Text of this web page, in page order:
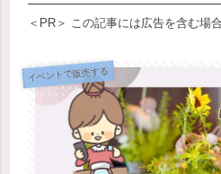
＜PR＞ この記事には広告を含む場
イベントで販売する